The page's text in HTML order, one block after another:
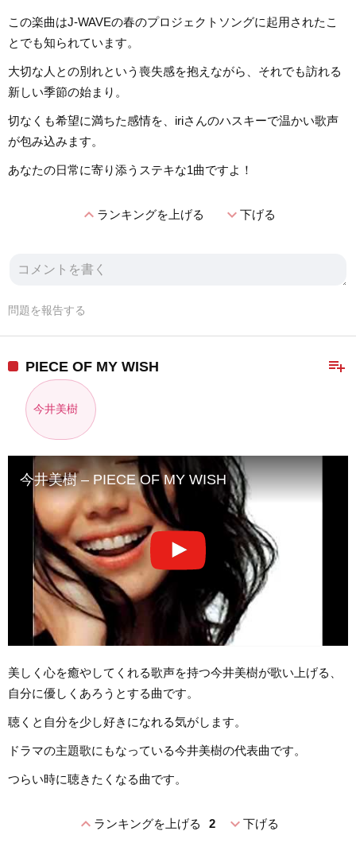
この楽曲はJ-WAVEの春のプロジェクトソングに起用されたこ
とでも知られています。
大切な人との別れという喪失感を抱えながら、それでも訪れる
新しい季節の始まり。
切なくも希望に満ちた感情を、iriさんのハスキーで温かい歌声
が包み込みます。
あなたの日常に寄り添うステキな1曲ですよ！
expand_lessランキングを上げる expand_more下げる
問題を報告する
playlist_add
PIECE OF MY WISH
今井美樹
今井美樹 – PIECE OF MY WISH
美しく心を癒やしてくれる歌声を持つ今井美樹が歌い上げる、
自分に優しくあろうとする曲です。
聴くと自分を少し好きになれる気がします。
ドラマの主題歌にもなっている今井美樹の代表曲です。
つらい時に聴きたくなる曲です。
expand_lessランキングを上げる 2 expand_more下げる